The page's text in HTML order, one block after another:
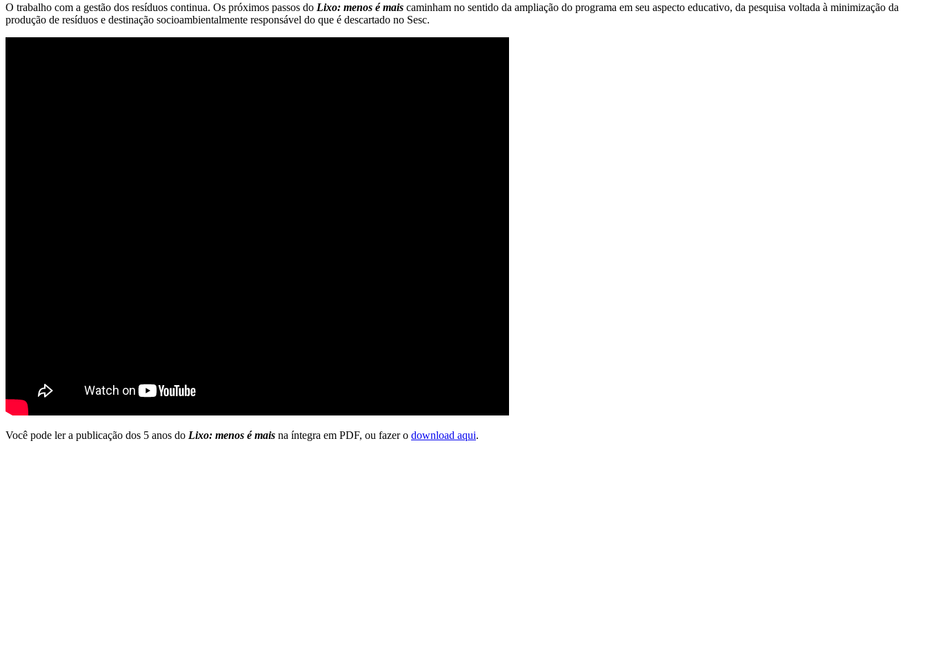
O trabalho com a gestão dos resíduos continua. Os próximos passos do Lixo: menos é mais caminham no sentido da ampliação do programa em seu aspecto educativo, da pesquisa voltada à minimização da
produção de resíduos e destinação socioambientalmente responsável do que é descartado no Sesc.
Você pode ler a publicação dos 5 anos do Lixo: menos é mais na íntegra em PDF, ou fazer o download aqui.